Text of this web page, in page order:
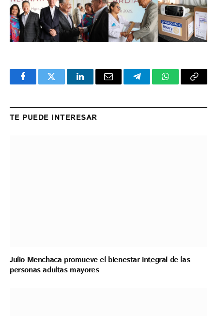
FacebookTwitter LinkedInEmail TelegramWhatsApp
Copy
TE PUEDE INTERESAR
Julio Menchaca promueve el bienestar integral de las
personas adultas mayores